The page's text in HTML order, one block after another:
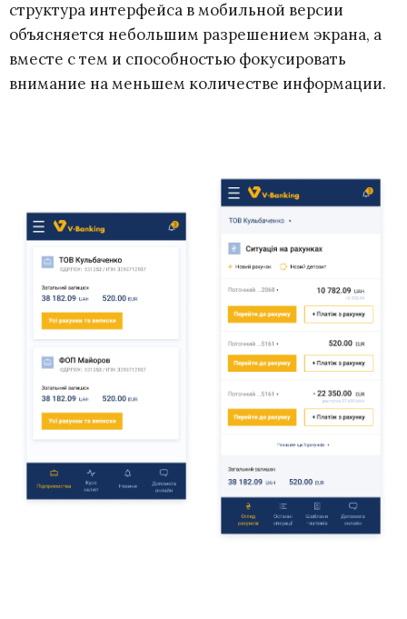
структура интерфейса в мобильной версии
объясняется небольшим разрешением экрана, а
вместе с тем и способностью фокусировать
внимание на меньшем количестве информации.